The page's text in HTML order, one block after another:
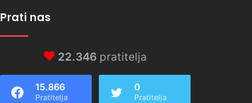
Prati nas
22.346 pratitelja
15.866
Pratitelja
0
Pratitelja